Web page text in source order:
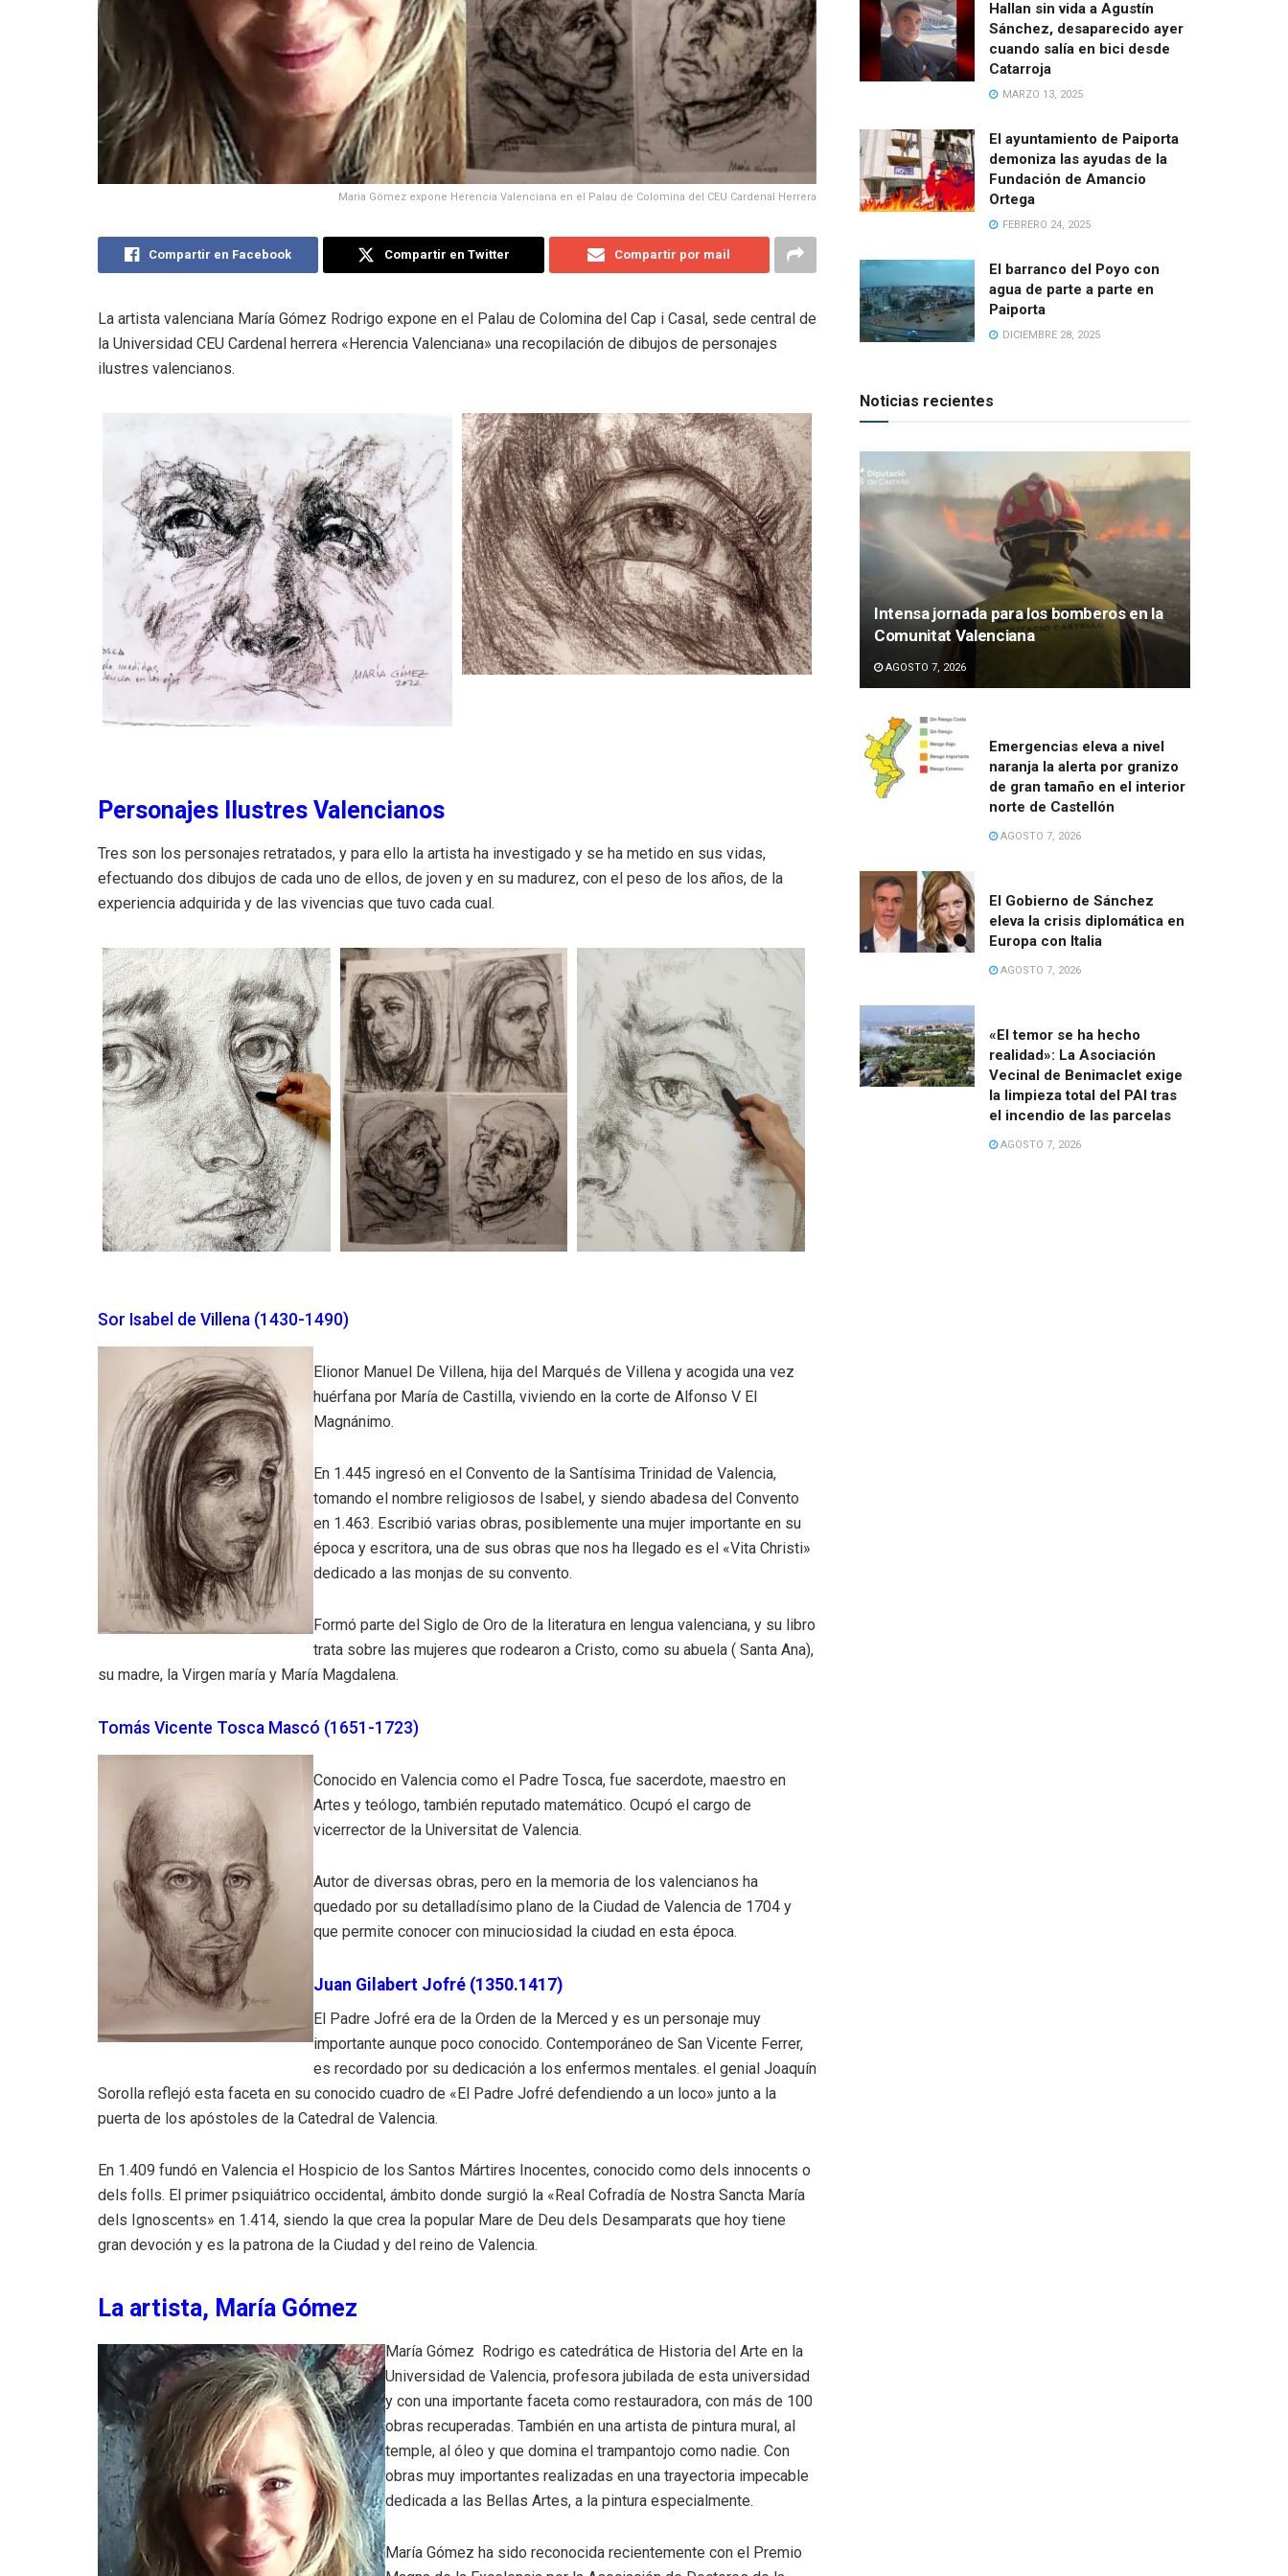
Maria Gómez expone Herencia Valenciana en el Palau de Colomina del CEU Cardenal Herrera
Compartir en Facebook Compartir en Twitter Compartir por mail
La artista valenciana María Gómez Rodrigo expone en el Palau de Colomina del Cap i Casal, sede central de
la Universidad CEU Cardenal herrera «Herencia Valenciana» una recopilación de dibujos de personajes
ilustres valencianos.
Personajes Ilustres Valencianos
Tres son los personajes retratados, y para ello la artista ha investigado y se ha metido en sus vidas,
efectuando dos dibujos de cada uno de ellos, de joven y en su madurez, con el peso de los años, de la
experiencia adquirida y de las vivencias que tuvo cada cual.
Sor Isabel de Villena (1430-1490)
Elionor Manuel De Villena, hija del Marqués de Villena y acogida una vez
huérfana por María de Castilla, viviendo en la corte de Alfonso V El
Magnánimo.
En 1.445 ingresó en el Convento de la Santísima Trinidad de Valencia,
tomando el nombre religiosos de Isabel, y siendo abadesa del Convento
en 1.463. Escribió varias obras, posiblemente una mujer importante en su
época y escritora, una de sus obras que nos ha llegado es el «Vita Christi»
dedicado a las monjas de su convento.
Formó parte del Siglo de Oro de la literatura en lengua valenciana, y su libro
trata sobre las mujeres que rodearon a Cristo, como su abuela ( Santa Ana),
su madre, la Virgen maría y María Magdalena.
Tomás Vicente Tosca Mascó (1651-1723)
Conocido en Valencia como el Padre Tosca, fue sacerdote, maestro en
Artes y teólogo, también reputado matemático. Ocupó el cargo de
vicerrector de la Universitat de Valencia.
Autor de diversas obras, pero en la memoria de los valencianos ha
quedado por su detalladísimo plano de la Ciudad de Valencia de 1704 y
que permite conocer con minuciosidad la ciudad en esta época.
Juan Gilabert Jofré (1350.1417)
El Padre Jofré era de la Orden de la Merced y es un personaje muy
importante aunque poco conocido. Contemporáneo de San Vicente Ferrer,
es recordado por su dedicación a los enfermos mentales. el genial Joaquín
Sorolla reflejó esta faceta en su conocido cuadro de «El Padre Jofré defendiendo a un loco» junto a la
puerta de los apóstoles de la Catedral de Valencia.
En 1.409 fundó en Valencia el Hospicio de los Santos Mártires Inocentes, conocido como dels innocents o
dels folls. El primer psiquiátrico occidental, ámbito donde surgió la «Real Cofradía de Nostra Sancta María
dels Ignoscents» en 1.414, siendo la que crea la popular Mare de Deu dels Desamparats que hoy tiene
gran devoción y es la patrona de la Ciudad y del reino de Valencia.
La artista, María Gómez
María Gómez Rodrigo es catedrática de Historia del Arte en la
Universidad de Valencia, profesora jubilada de esta universidad
y con una importante faceta como restauradora, con más de 100
obras recuperadas. También en una artista de pintura mural, al
temple, al óleo y que domina el trampantojo como nadie. Con
obras muy importantes realizadas en una trayectoria impecable
dedicada a las Bellas Artes, a la pintura especialmente.
María Gómez ha sido reconocida recientemente con el Premio
Hallan sin vida a Agustín
Sánchez, desaparecido ayer
cuando salía en bici desde
Catarroja
MARZO 13, 2025
El ayuntamiento de Paiporta
demoniza las ayudas de la
Fundación de Amancio
Ortega
FEBRERO 24, 2025
El barranco del Poyo con
agua de parte a parte en
Paiporta
DICIEMBRE 28, 2025
Noticias recientes
Intensa jornada para los bomberos en la
Comunitat Valenciana
AGOSTO 7, 2026
Emergencias eleva a nivel
naranja la alerta por granizo
de gran tamaño en el interior
norte de Castellón
AGOSTO 7, 2026
El Gobierno de Sánchez
eleva la crisis diplomática en
Europa con Italia
AGOSTO 7, 2026
«El temor se ha hecho
realidad»: La Asociación
Vecinal de Benimaclet exige
la limpieza total del PAI tras
el incendio de las parcelas
AGOSTO 7, 2026